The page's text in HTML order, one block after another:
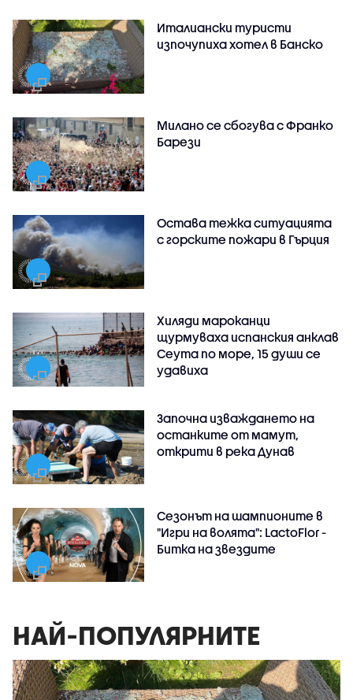
Италиански туристи
изпочупиха хотел в Банско
Милано се сбогува с Франко
Барези
Остава тежка ситуацията
с горските пожари в Гърция
Хиляди мароканци
щурмуваха испанския анклав
Сеута по море, 15 души се
удавиха
Започна изваждането на
останките от мамут,
открити в река Дунав
Сезонът на шампионите в
"Игри на волята": LactoFlor -
Битка на звездите
НАЙ-ПОПУЛЯРНИТЕ